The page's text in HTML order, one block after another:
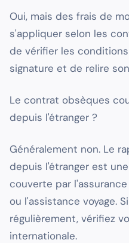
Oui, mais des frais de
s'appliquer selon les
de vérifier les
signature et de relire
Le contrat obsèques
depuis l'étranger ?
Généralement non. Le
depuis l'étranger est
couverte par
ou l'assistance voyage.
régulièrement, vérifiez
internationale.